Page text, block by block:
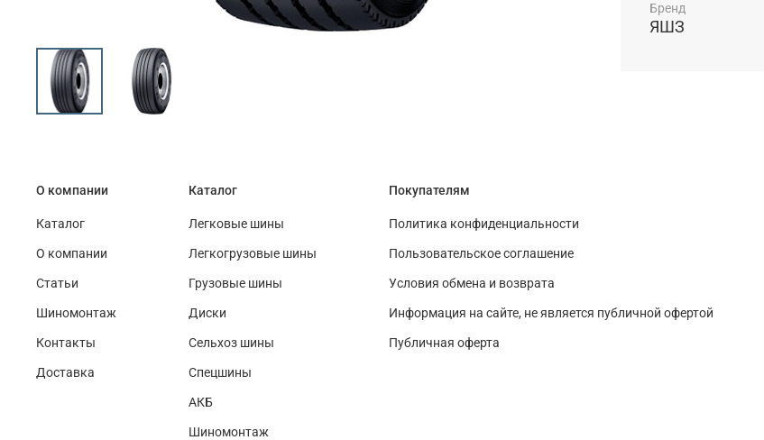
Бренд
ЯШЗ
О компании
Каталог
О компании
Статьи
Шиномонтаж
Контакты
Доставка
Каталог
Легковые шины
Легкогрузовые шины
Грузовые шины
Диски
Сельхоз шины
Спецшины
АКБ
Шиномонтаж
Покупателям
Политика конфиденциальности
Пользовательское соглашение
Условия обмена и возврата
Информация на сайте, не является публичной офертой
Публичная оферта